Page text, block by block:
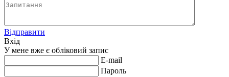
Відправити
Вхід
У мене вже є обліковий запис
E-mail
Пароль